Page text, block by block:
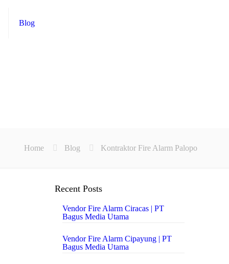
Blog
Home Blog Kontraktor Fire Alarm Palopo
Recent Posts
Vendor Fire Alarm Ciracas | PT
Bagus Media Utama
Vendor Fire Alarm Cipayung | PT
Bagus Media Utama